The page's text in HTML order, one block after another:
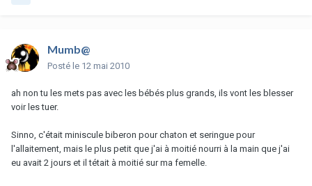
Mumb@
Posté le 12 mai 2010
ah non tu les mets pas avec les bébés plus grands, ils vont les blesser
voir les tuer.
Sinno, c'était miniscule biberon pour chaton et seringue pour
l'allaitement, mais le plus petit que j'ai à moitié nourri à la main que j'ai
eu avait 2 jours et il tétait à moitié sur ma femelle.